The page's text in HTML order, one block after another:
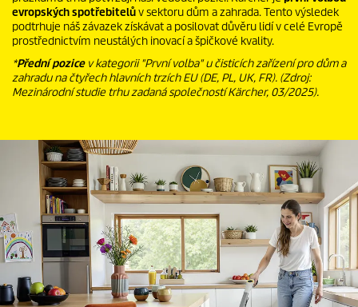
evropských spotřebitelův sektoru dům a zahrada. Tento výsledek
podtrhuje náš závazek získávat a posilovat důvěru lidí v celé Evropě
prostřednictvím neustálých inovací a špičkové kvality.
*Přední pozicev kategorii "První volba" u čisticích zařízení pro dům a
zahradu na čtyřech hlavních trzích EU (DE, PL, UK, FR). (Zdroj:
Mezinárodní studie trhu zadaná společností Kärcher, 03/2025).